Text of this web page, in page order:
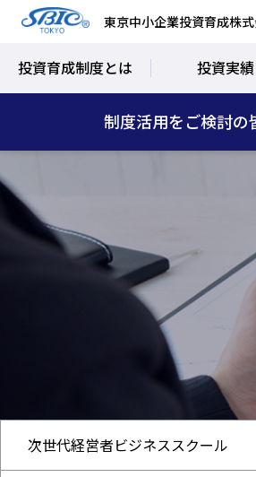
東京中小企業投資育成株
投資育成制度とは 投資実績
制度活用をご検討の
次世代経営者ビジネススクール